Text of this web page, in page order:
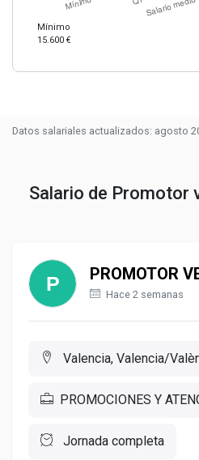
Mínimo
15.600 €
Datos salariales actualizados: agosto
Salario de Promotor
PROMOTOR
Hace 2 semanas
Valencia, Valencia/
PROMOCIONES Y
Jornada completa